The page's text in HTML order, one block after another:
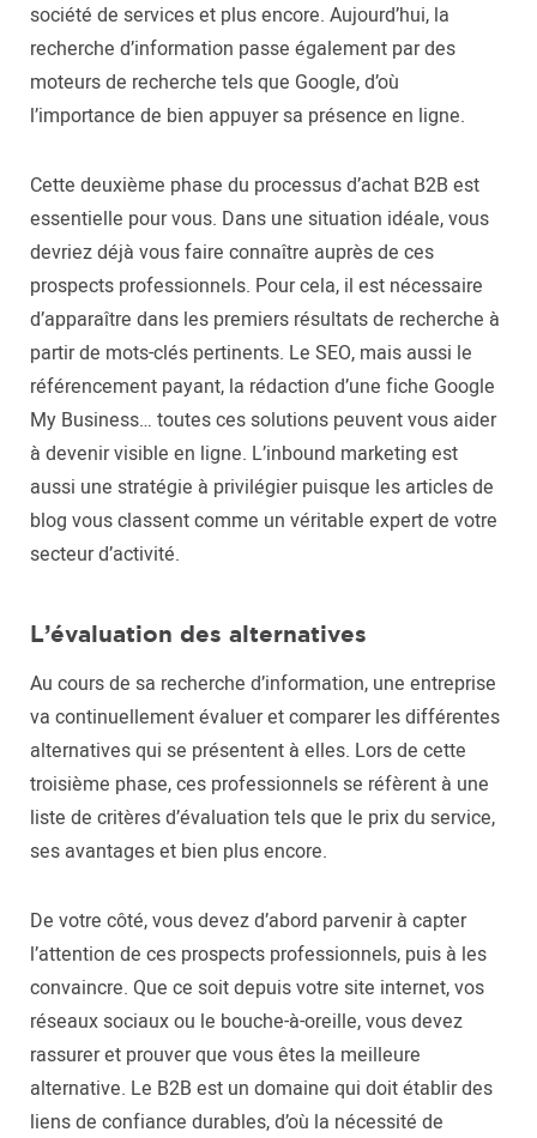
société de services et plus encore. Aujourd’hui, la
recherche d’information passe également par des
moteurs de recherche tels que Google, d’où
l’importance de bien appuyer sa présence en ligne.
Cette deuxième phase du processus d’achat B2B est
essentielle pour vous. Dans une situation idéale, vous
devriez déjà vous faire connaître auprès de ces
prospects professionnels. Pour cela, il est nécessaire
d’apparaître dans les premiers résultats de recherche à
partir de mots-clés pertinents. Le SEO, mais aussi le
référencement payant, la rédaction d’une fiche Google
My Business… toutes ces solutions peuvent vous aider
à devenir visible en ligne. L’inbound marketing est
aussi une stratégie à privilégier puisque les articles de
blog vous classent comme un véritable expert de votre
secteur d’activité.
L’évaluation des alternatives
Au cours de sa recherche d’information, une entreprise
va continuellement évaluer et comparer les différentes
alternatives qui se présentent à elles. Lors de cette
troisième phase, ces professionnels se réfèrent à une
liste de critères d’évaluation tels que le prix du service,
ses avantages et bien plus encore.
De votre côté, vous devez d’abord parvenir à capter
l’attention de ces prospects professionnels, puis à les
convaincre. Que ce soit depuis votre site internet, vos
réseaux sociaux ou le bouche-à-oreille, vous devez
rassurer et prouver que vous êtes la meilleure
alternative. Le B2B est un domaine qui doit établir des
liens de confiance durables, d’où la nécessité de